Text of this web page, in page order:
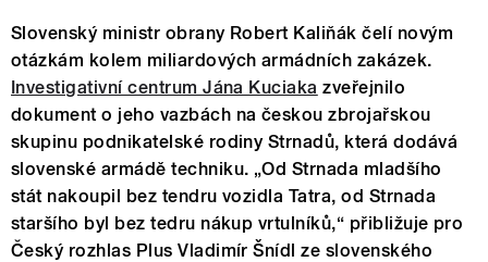
Slovenský ministr obrany Robert Kaliňák čelí novým
otázkám kolem miliardových armádních zakázek.
Investigativní centrum Jána Kuciaka zveřejnilo
dokument o jeho vazbách na českou zbrojařskou
skupinu podnikatelské rodiny Strnadů, která dodává
slovenské armádě techniku. „Od Strnada mladšího
stát nakoupil bez tendru vozidla Tatra, od Strnada
staršího byl bez tedru nákup vrtulníků,“ přibližuje pro
Český rozhlas Plus Vladimír Šnídl ze slovenského